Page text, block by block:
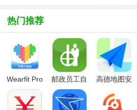
版
热门推荐
Wearfit Pro
智能手环
app
邮政员工自
助app最新
版本
高德地图安